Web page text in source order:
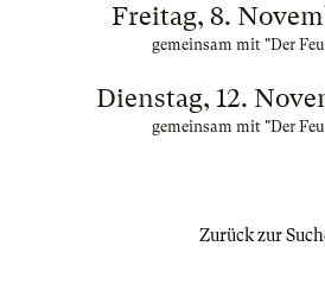
Freitag, 8.
gemeinsam mit "Der
Dienstag, 12.
gemeinsam mit "Der
Zurück zur